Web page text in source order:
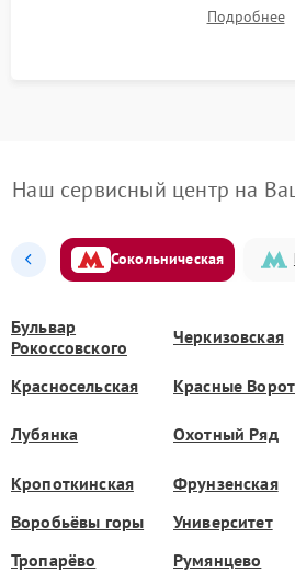
штатного слива и абсолютной
Подробнее
Наш сервисный центр на
Сокольническая
Бульвар
Рокоссовского
Черкизовская
Красносельская
Красные
Лубянка Охотный Ряд
Кропоткинская
Фрунзенская
Воробьёвы горы
Университет
Тропарёво
Румянцево